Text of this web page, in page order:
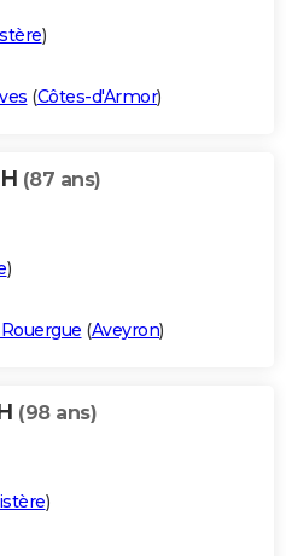
)
(Côtes-d'Armor)
(87 ans)
)
(Aveyron)
(98 ans)
)